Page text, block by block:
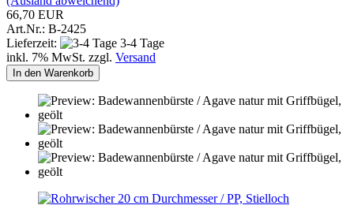
66,70 EUR
Art.Nr.: B-2425
Lieferzeit:
3-4 Tage
inkl. 7% MwSt. zzgl. Versand
In den Warenkorb